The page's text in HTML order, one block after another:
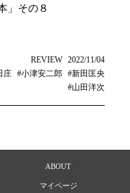
」その８
REVIEW 2022/11/04
庄 #小津安二郎 #新田匡央
#山田洋次
ABOUT
マイページ